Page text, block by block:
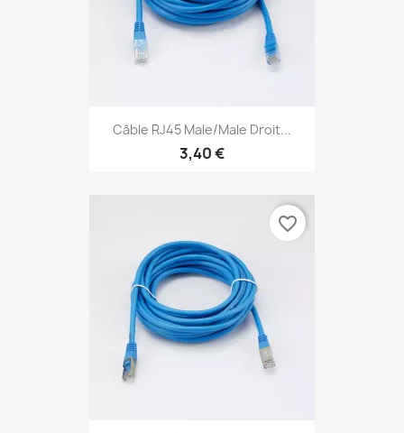
Câble RJ45 Male/Male Droit...
3,40 €
favorite_border